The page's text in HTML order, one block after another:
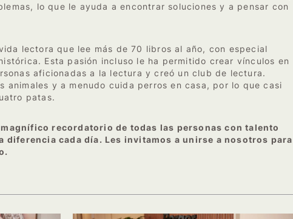
lo que le ayuda a encontrar soluciones y a pensar con
lectora que lee más de 70 libros al año, con especial
Esta pasión incluso le ha permitido crear vínculos en
aficionadas a la lectura y creó un club de lectura.
animales y a menudo cuida perros en casa, por lo que casi
patas.
recordatorio de todas las personas con talento
diferencia cada día. Les invitamos a unirse a nosotros para